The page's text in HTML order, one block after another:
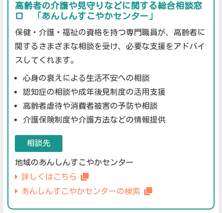
高齢者の介護や見守りなどに関する総合相談窓
口 「あんしんすこやかセンター」
保健・介護・福祉の資格を持つ専門職員が、高齢者に
関するさまざまな相談を受け、必要な支援をアドバイ
スしてくれます。
心身の衰えによる生活不安への相談
認知症の相談や成年後見制度の活用支援
高齢者虐待や消費者被害の予防や相談
介護保険制度や介護方法などの情報提供
相談先
地域のあんしんすこやかセンター
詳しくはこちら
あんしんすこやかセンターの検索